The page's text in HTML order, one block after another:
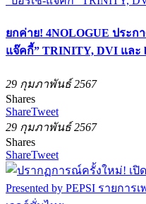
ยกค่าย! 4NOLOGUE ประ
แจ๊คกี้” TRINITY, DVI และ
29 กุมภาพันธ์ 2567
Shares
ShareTweet
29 กุมภาพันธ์ 2567
Shares
ShareTweet